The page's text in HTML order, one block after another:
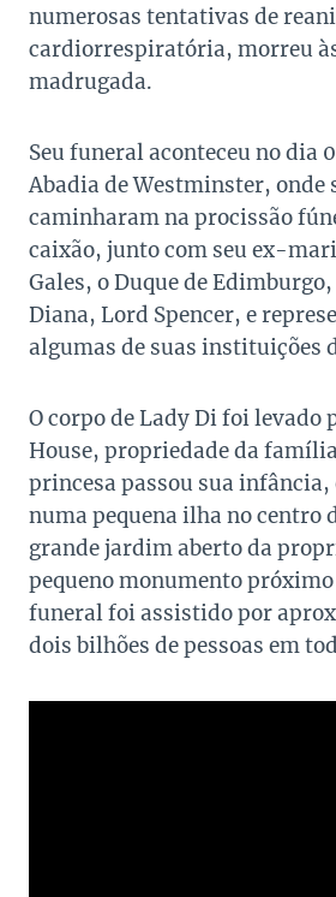
numerosas tentativas de
cardiorrespiratória, morreu
madrugada.
Seu funeral aconteceu no dia
Abadia de Westminster, onde
caminharam na procissão
caixão, junto com seu ex-
Gales, o Duque de
Diana, Lord Spencer, e
algumas de suas instituições
O corpo de Lady Di foi levado
House, propriedade da
princesa passou sua
numa pequena ilha no centro
grande jardim aberto da
pequeno monumento próximo
funeral foi assistido por
dois bilhões de pessoas em